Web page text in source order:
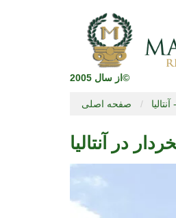
از سال 2005©
صفحه اصلی آنتالیا -
در آنتالیا